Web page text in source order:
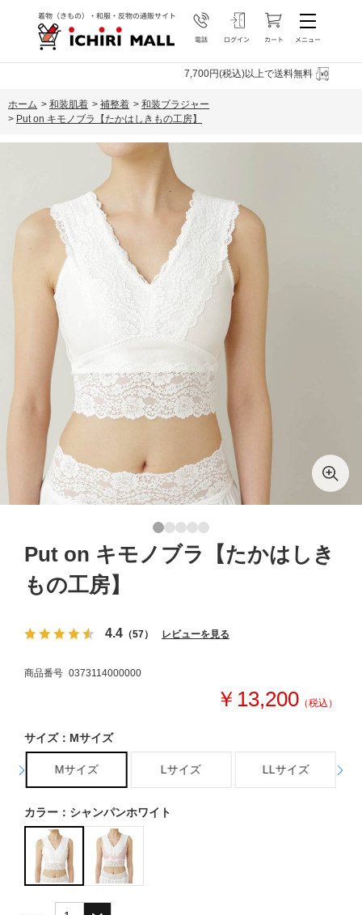
7,700円(税込)以上で送料無料
ホーム > 和装肌着 > 補整着 > 和装ブラジャー
> Put on キモノブラ【たかはしきもの工房】
Put on キモノブラ【たかはしき
もの工房】
4.4 （57） レビューを見る
商品番号 0373114000000
￥13,200 （税込）
サイズ：Mサイズ
Mサイズ Lサイズ LLサイズ
カラー：シャンパンホワイト